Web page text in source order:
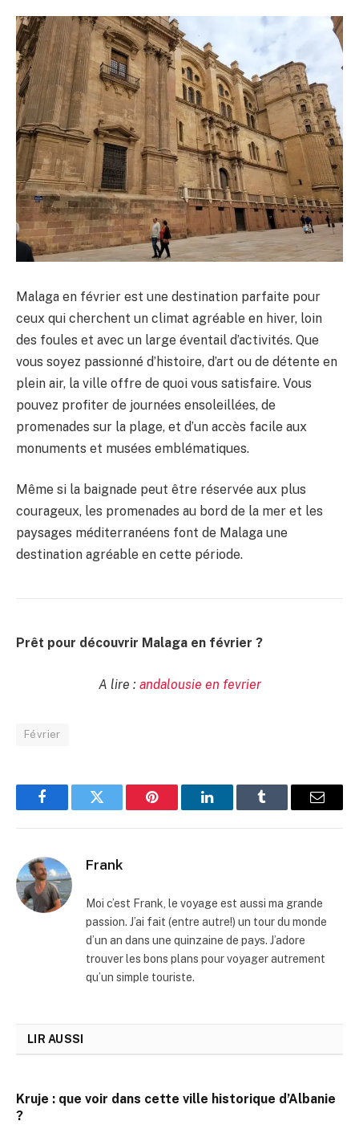
Malaga en février est une destination parfaite pour
ceux qui cherchent un climat agréable en hiver, loin
des foules et avec un large éventail d’activités. Que
vous soyez passionné d’histoire, d’art ou de détente en
plein air, la ville offre de quoi vous satisfaire. Vous
pouvez profiter de journées ensoleillées, de
promenades sur la plage, et d’un accès facile aux
monuments et musées emblématiques.
Même si la baignade peut être réservée aux plus
courageux, les promenades au bord de la mer et les
paysages méditerranéens font de Malaga une
destination agréable en cette période.
Prêt pour découvrir Malaga en février ?
A lire : andalousie en fevrier
Février
FacebookTwitter Pinterest LinkedInTumblr Email
Frank
Moi c’est Frank, le voyage est aussi ma grande
passion. J’ai fait (entre autre!) un tour du monde
d’un an dans une quinzaine de pays. J’adore
trouver les bons plans pour voyager autrement
qu’un simple touriste.
LIR AUSSI
Kruje : que voir dans cette ville historique d’Albanie
?